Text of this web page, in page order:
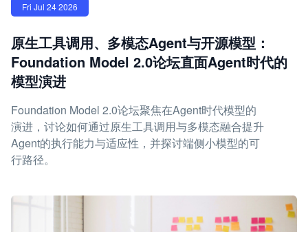
Fri Jul 24 2026
原生工具调用、多模态Agent与开源模型：
Foundation Model 2.0论坛直面Agent时代的
模型演进
Foundation Model 2.0论坛聚焦在Agent时代模型的
演进，讨论如何通过原生工具调用与多模态融合提升
Agent的执行能力与适应性，并探讨端侧小模型的可
行路径。